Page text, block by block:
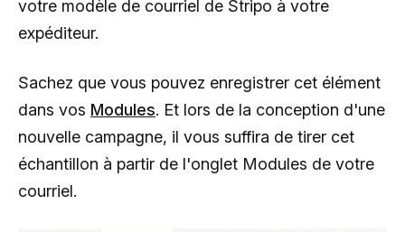
votre modèle de courriel de Stripo à votre
expéditeur.
Sachez que vous pouvez enregistrer cet élément
dans vos Modules. Et lors de la conception d'une
nouvelle campagne, il vous suffira de tirer cet
échantillon à partir de l'onglet Modules de votre
courriel.